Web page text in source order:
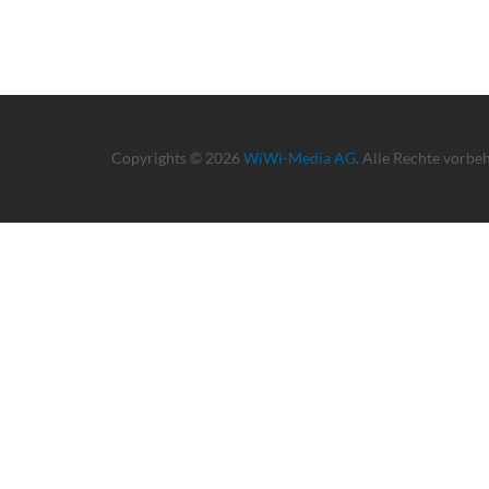
Copyrights © 2026 WiWi-Media AG. Alle Rechte